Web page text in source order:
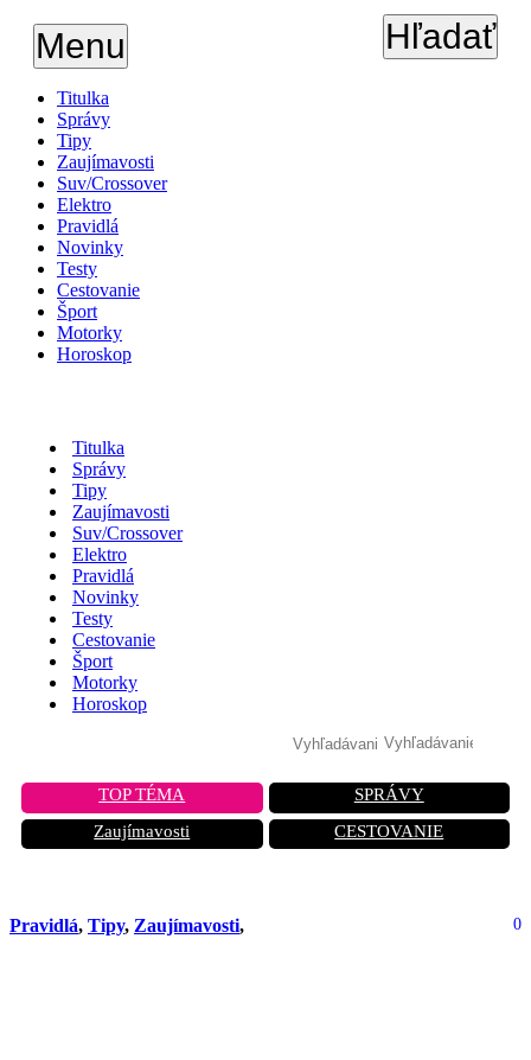
Menu Hľadať
Titulka
Správy
Tipy
Zaujímavosti
Suv/Crossover
Elektro
Pravidlá
Novinky
Testy
Cestovanie
Šport
Motorky
Horoskop
Titulka
Správy
Tipy
Zaujímavosti
Suv/Crossover
Elektro
Pravidlá
Novinky
Testy
Cestovanie
Šport
Motorky
Horoskop
TOP TÉMA
SPRÁVY
Zaujímavosti
CESTOVANIE
Pravidlá, Tipy, Zaujímavosti, 0